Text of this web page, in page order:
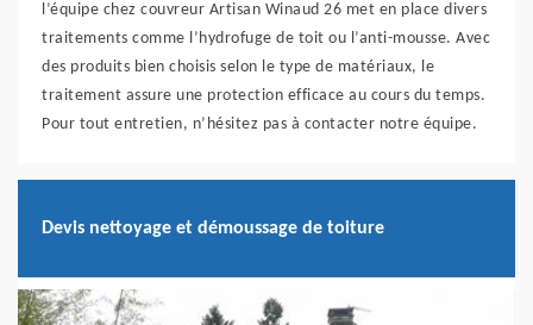
l’équipe chez couvreur Artisan Winaud 26 met en place divers
traitements comme l’hydrofuge de toit ou l’anti-mousse. Avec
des produits bien choisis selon le type de matériaux, le
traitement assure une protection efficace au cours du temps.
Pour tout entretien, n’hésitez pas à contacter notre équipe.
Devis nettoyage et démoussage de toiture